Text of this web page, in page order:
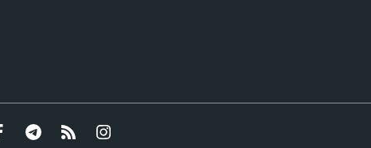
Facebook Telegram RSS